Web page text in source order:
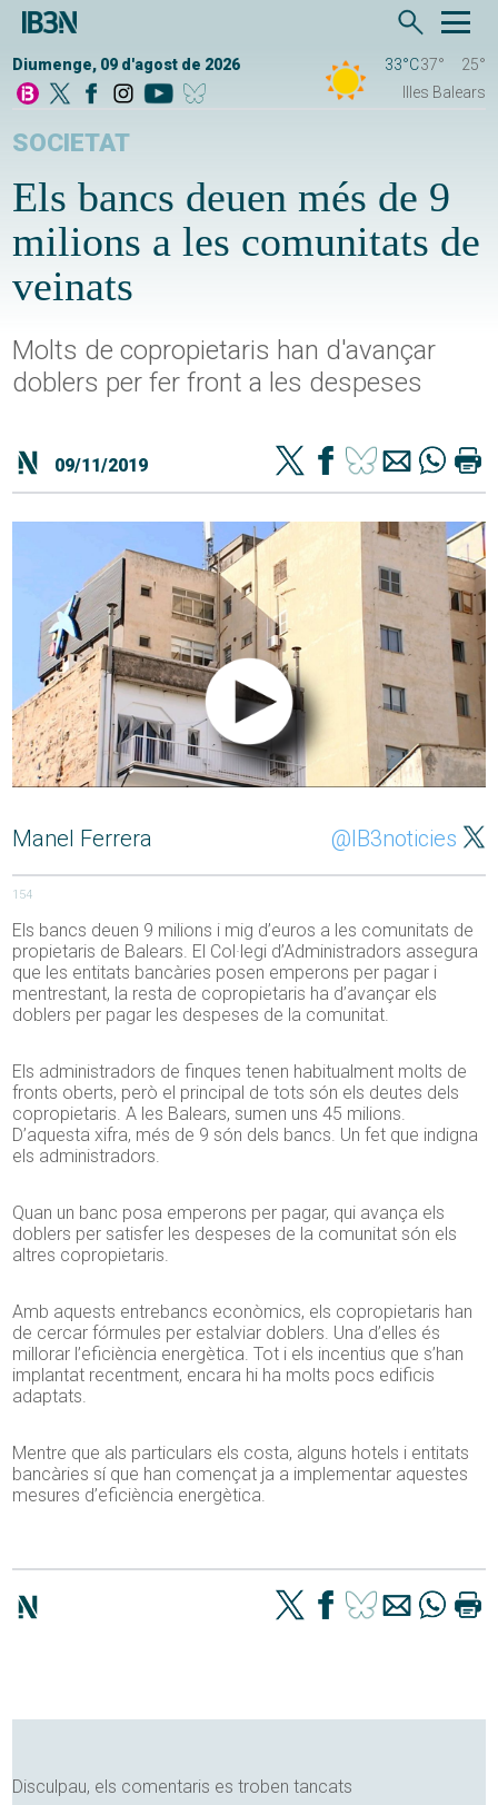
Diumenge, 09 d'agost de 2026 33°C37°
25°
Illes Balears
SOCIETAT
Els bancs deuen més de 9
milions a les comunitats de
veinats
Molts de copropietaris han d'avançar
doblers per fer front a les despeses
09/11/2019
Manel Ferrera @IB3noticies
154
Els bancs deuen 9 milions i mig d’euros a les comunitats de
propietaris de Balears. El Col·legi d’Administradors assegura
que les entitats bancàries posen emperons per pagar i
mentrestant, la resta de copropietaris ha d’avançar els
doblers per pagar les despeses de la comunitat.
Els administradors de finques tenen habitualment molts de
fronts oberts, però el principal de tots són els deutes dels
copropietaris. A les Balears, sumen uns 45 milions.
D’aquesta xifra, més de 9 són dels bancs. Un fet que indigna
els administradors.
Quan un banc posa emperons per pagar, qui avança els
doblers per satisfer les despeses de la comunitat són els
altres copropietaris.
Amb aquests entrebancs econòmics, els copropietaris han
de cercar fórmules per estalviar doblers. Una d’elles és
millorar l’eficiència energètica. Tot i els incentius que s’han
implantat recentment, encara hi ha molts pocs edificis
adaptats.
Mentre que als particulars els costa, alguns hotels i entitats
bancàries sí que han començat ja a implementar aquestes
mesures d’eficiència energètica.
Disculpau, els comentaris es troben tancats